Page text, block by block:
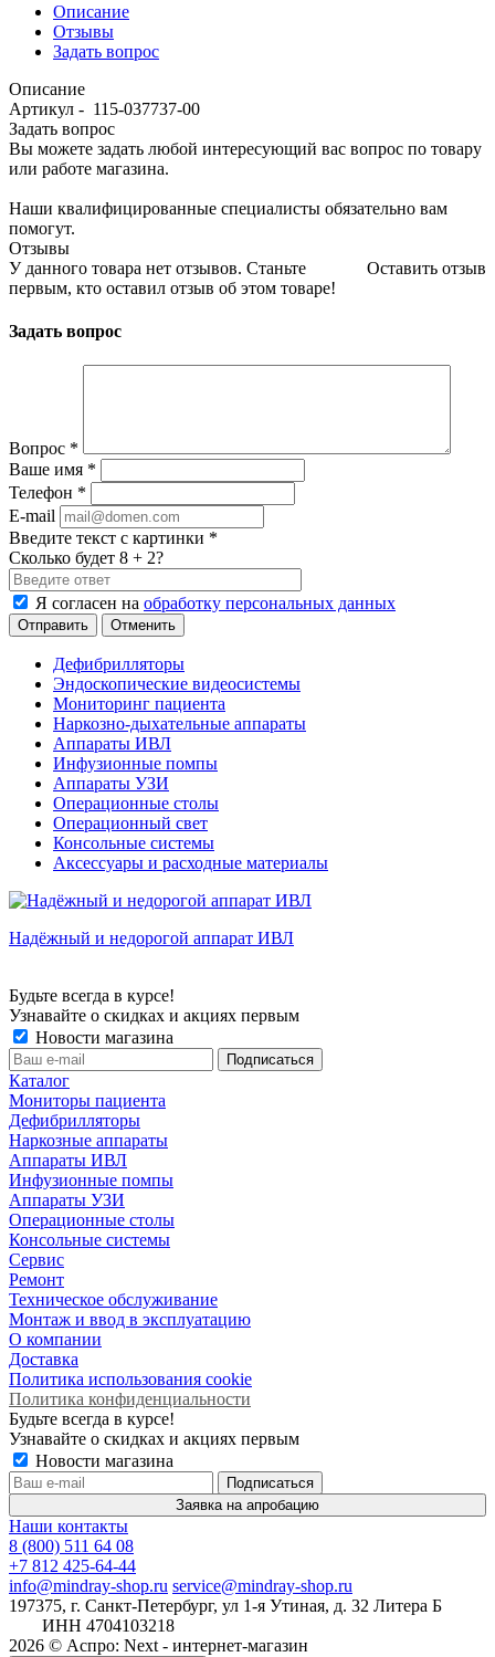
Описание
Отзывы
Задать вопрос
Описание
Артикул - 115-037737-00
Задать вопрос
Вы можете задать любой интересующий вас вопрос по товару
или работе магазина.
Наши квалифицированные специалисты обязательно вам
помогут.
Отзывы
Оставить отзыв
У данного товара нет отзывов. Станьте
первым, кто оставил отзыв об этом товаре!
Задать вопрос
Вопрос *
Ваше имя *
Телефон *
E-mail
Введите текст с картинки *
Сколько будет 8 + 2?
Я согласен на обработку персональных данных
Отменить
Дефибрилляторы
Эндоскопические видеосистемы
Мониторинг пациента
Наркозно-дыхательные аппараты
Аппараты ИВЛ
Инфузионные помпы
Аппараты УЗИ
Операционные столы
Операционный свет
Консольные системы
Аксессуары и расходные материалы
Надёжный и недорогой аппарат ИВЛ
Будьте всегда в курсе!
Узнавайте о скидках и акциях первым
Новости магазина
Каталог
Мониторы пациента
Дефибрилляторы
Наркозные аппараты
Аппараты ИВЛ
Инфузионные помпы
Аппараты УЗИ
Операционные столы
Консольные системы
Сервис
Ремонт
Техническое обслуживание
Монтаж и ввод в эксплуатацию
О компании
Доставка
Политика использования cookie
Политика конфиденциальности
Будьте всегда в курсе!
Узнавайте о скидках и акциях первым
Новости магазина
Заявка на апробацию
Наши контакты
8 (800) 511 64 08
+7 812 425-64-44
info@mindray-shop.ru service@mindray-shop.ru
197375, г. Санкт-Петербург, ул 1-я Утиная, д. 32 Литера Б
ИНН 4704103218
2026 © Аспро: Next - интернет-магазин